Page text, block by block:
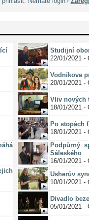
Studijní
22/01/2021 -
Vodníkova
20/01/2021 -
Vliv nových
18/01/2021 -
Po stopách
18/01/2021 -
Podpůrný
Sáleského
16/01/2021 -
Usherův
10/01/2021 -
Divadlo
05/01/2021 -